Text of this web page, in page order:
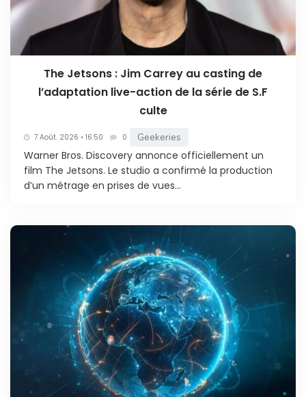
The Jetsons : Jim Carrey au casting de
l’adaptation live-action de la série de S.F
culte
7 Août. 2026 • 16:50 0 Geekeries
Warner Bros. Discovery annonce officiellement un
film The Jetsons. Le studio a confirmé la production
d’un métrage en prises de vues...